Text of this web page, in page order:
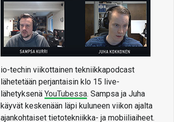
io-techin viikottainen tekniikkapodcast
lähetetään perjantaisin klo 15 live-
lähetyksenä YouTubessa. Sampsa ja Juha
käyvät keskenään läpi kuluneen viikon ajalta
ajankohtaiset tietotekniikka- ja mobiiliaiheet.